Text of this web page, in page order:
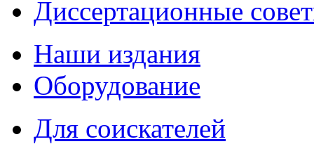
Диссертационные
Наши издания
Оборудование
Для соискателей